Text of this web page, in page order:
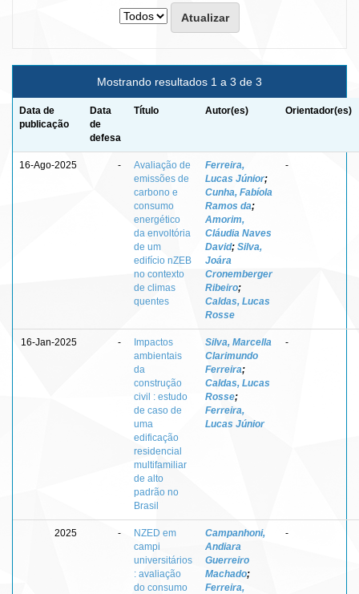
Mostrando resultados 1 a 3 de 3
Data de
publicação
Data
de
defesa
Título Autor(es) Orientador(es)
16-Ago-2025 -
Avaliação de
emissões de
carbono e
consumo
energético
da envoltória
de um
edifício nZEB
no contexto
de climas
quentes
Ferreira,
Lucas Júnior;
Cunha, Fabíola
Ramos da;
Amorim,
Cláudia Naves
David; Silva,
Joára
Cronemberger
Ribeiro;
Caldas, Lucas
Rosse
-
16-Jan-2025 -
Impactos
ambientais
da
construção
civil : estudo
de caso de
uma
edificação
residencial
multifamiliar
de alto
padrão no
Brasil
Silva, Marcella
Clarimundo
Ferreira;
Caldas, Lucas
Rosse;
Ferreira,
Lucas Júnior
-
2025 -
NZED em
campi
universitários
: avaliação
do consumo
Campanhoni,
Andiara
Guerreiro
Machado;
Ferreira,
-